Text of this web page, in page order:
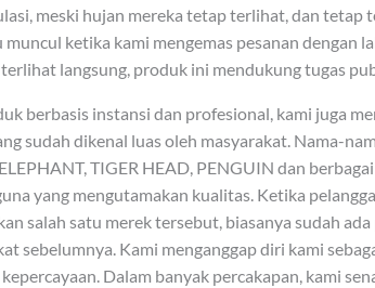
meski hujan mereka tetap terlihat, dan tetap
muncul ketika kami mengemas pesanan dengan
langsung, produk ini mendukung tugas
berbasis instansi dan profesional, kami juga
sudah dikenal luas oleh masyarakat. Nama-
TIGER HEAD, PENGUIN dan
yang mengutamakan kualitas. Ketika
salah satu merek tersebut, biasanya sudah
sebelumnya. Kami menganggap diri kami
Dalam banyak percakapan, kami